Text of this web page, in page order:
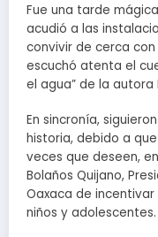
Fue una tarde
acudió a las
convivir de cerca
escuchó atenta el
el agua” de la autora
En sincronía,
historia, debido a
veces que deseen,
Bolaños Quijano,
Oaxaca de
niños y adolescentes.